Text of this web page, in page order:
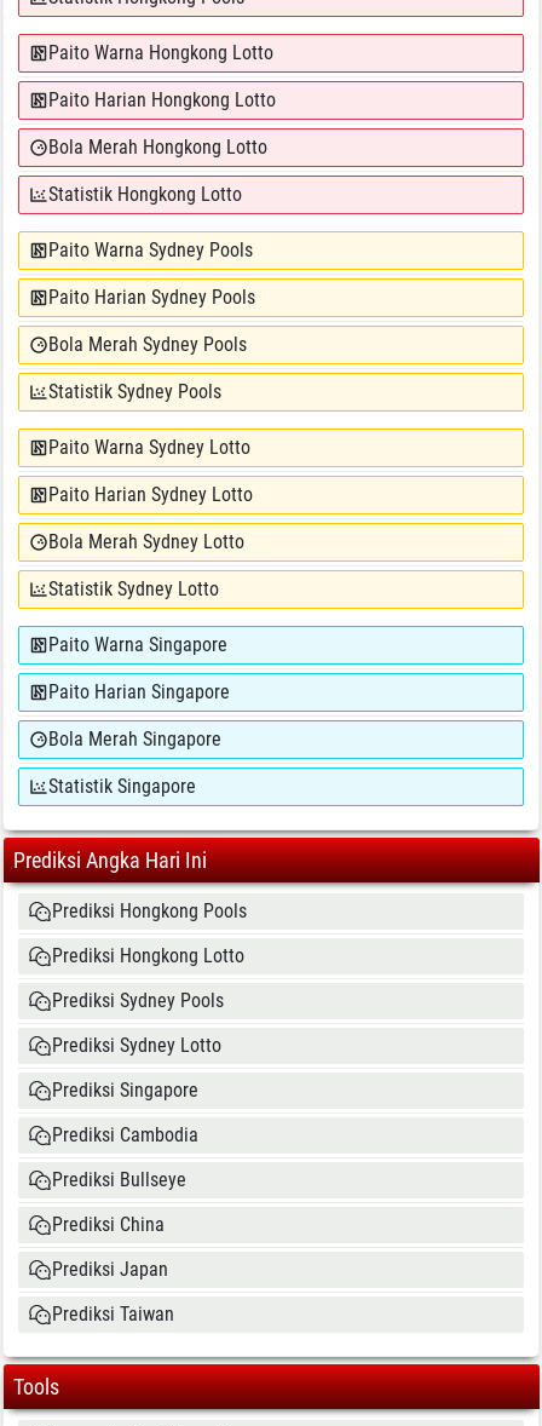
Paito Warna Hongkong Lotto
Paito Harian Hongkong Lotto
Bola Merah Hongkong Lotto
Statistik Hongkong Lotto
Paito Warna Sydney Pools
Paito Harian Sydney Pools
Bola Merah Sydney Pools
Statistik Sydney Pools
Paito Warna Sydney Lotto
Paito Harian Sydney Lotto
Bola Merah Sydney Lotto
Statistik Sydney Lotto
Paito Warna Singapore
Paito Harian Singapore
Bola Merah Singapore
Statistik Singapore
Prediksi Angka Hari Ini
Prediksi Hongkong Pools
Prediksi Hongkong Lotto
Prediksi Sydney Pools
Prediksi Sydney Lotto
Prediksi Singapore
Prediksi Cambodia
Prediksi Bullseye
Prediksi China
Prediksi Japan
Prediksi Taiwan
Tools